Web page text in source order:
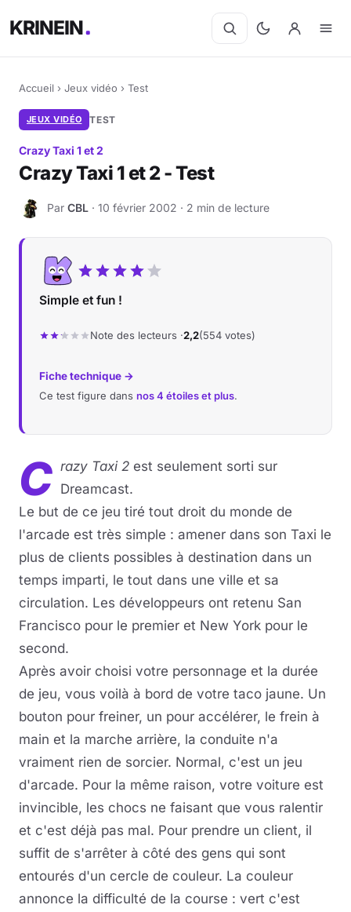
KRINEIN
Accueil › Jeux vidéo › Test
JEUX VIDÉO TEST
Crazy Taxi 1 et 2
Crazy Taxi 1 et 2 - Test
C Par CBL · 10 février 2002 · 2 min de lecture
Simple et fun !
Note des lecteurs ·2,2(554 votes)
Fiche technique →
Ce test figure dans nos 4 étoiles et plus.
C razy Taxi 2 est seulement sorti sur
Dreamcast.
Le but de ce jeu tiré tout droit du monde de
l'arcade est très simple : amener dans son Taxi le
plus de clients possibles à destination dans un
temps imparti, le tout dans une ville et sa
circulation. Les développeurs ont retenu San
Francisco pour le premier et New York pour le
second.
Après avoir choisi votre personnage et la durée
de jeu, vous voilà à bord de votre taco jaune. Un
bouton pour freiner, un pour accélérer, le frein à
main et la marche arrière, la conduite n'a
vraiment rien de sorcier. Normal, c'est un jeu
d'arcade. Pour la même raison, votre voiture est
invincible, les chocs ne faisant que vous ralentir
et c'est déjà pas mal. Pour prendre un client, il
suffit de s'arrêter à côté des gens qui sont
entourés d'un cercle de couleur. La couleur
annonce la difficulté de la course : vert c'est